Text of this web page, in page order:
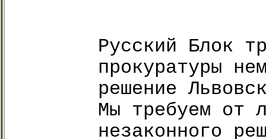
Русский Блок
прокуратуры
решение
Мы требуем от
незаконного